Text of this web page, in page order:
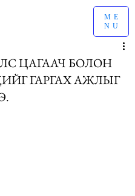
ME
NU
ЦАГААЧ БОЛОН
ГАРГАХ АЖЛЫГ